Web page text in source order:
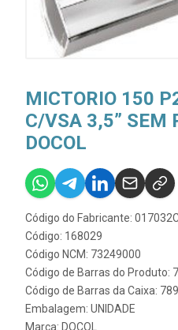
MICTORIO 150
C/VSA 3,5” SEM
DOCOL
Código do Fabricante:
Código: 168029
Código NCM: 73249000
Código de Barras do Produto:
Código de Barras da Caixa:
Embalagem: UNIDADE
Marca: DOCOL